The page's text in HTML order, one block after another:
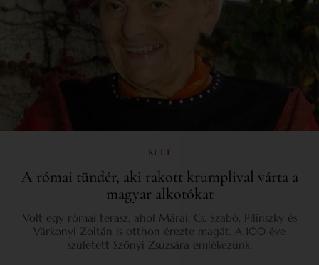
KULT
A római tündér, aki rakott krumplival várta a
magyar alkotókat
Volt egy római terasz, ahol Márai, Cs. Szabó, Pilinszky és
Várkonyi Zoltán is otthon érezte magát. A 100 éve
született Szőnyi Zsuzsára emlékezünk.